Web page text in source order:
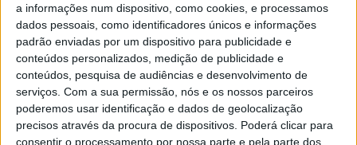
a informações num dispositivo, como cookies, e processamos
dados pessoais, como identificadores únicos e informações
padrão enviadas por um dispositivo para publicidade e
conteúdos personalizados, medição de publicidade e
conteúdos, pesquisa de audiências e desenvolvimento de
serviços. Com a sua permissão, nós e os nossos parceiros
poderemos usar identificação e dados de geolocalização
precisos através da procura de dispositivos. Poderá clicar para
consentir o processamento por nossa parte e pela parte dos